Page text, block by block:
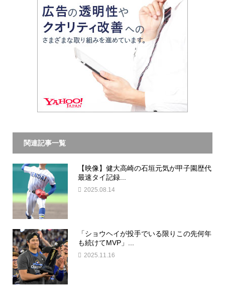
関連記事一覧
【映像】健大高崎の石垣元気が甲子園歴代
最速タイ記録...
2025.08.14
「ショウヘイが投手でいる限りこの先何年
も続けてMVP」...
2025.11.16